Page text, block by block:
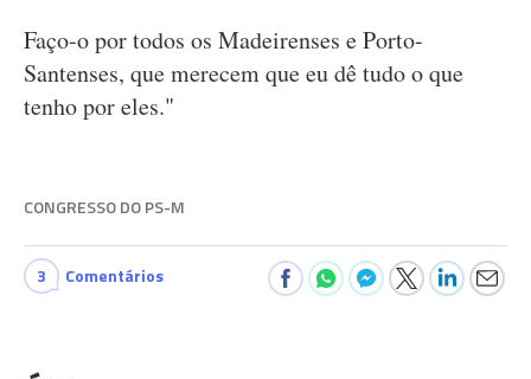
Faço-o por todos os Madeirenses e Porto-
Santenses, que merecem que eu dê tudo o que
tenho por eles."
CONGRESSO DO PS-M
3 Comentários